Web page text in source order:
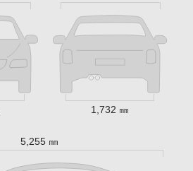
1,732 ㎜
5,255 ㎜